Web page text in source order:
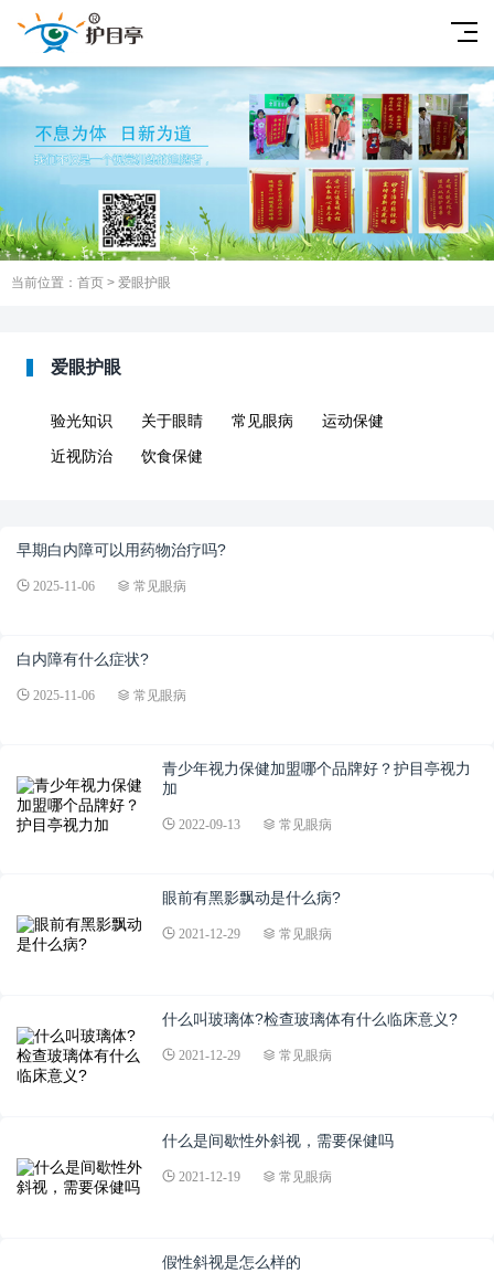
当前位置： 首页 > 爱眼护眼
爱眼护眼
验光知识 关于眼睛 常见眼病
运动保健
近视防治
饮食保健
早期白内障可以用药物治疗吗?
2025-11-06 常见眼病
白内障有什么症状?
2025-11-06 常见眼病
青少年视力保健加盟哪个品牌好？护目亭视力
加
2022-09-13 常见眼病
眼前有黑影飘动是什么病?
2021-12-29 常见眼病
什么叫玻璃体?检查玻璃体有什么临床意义?
2021-12-29 常见眼病
什么是间歇性外斜视，需要保健吗
2021-12-19 常见眼病
假性斜视是怎么样的